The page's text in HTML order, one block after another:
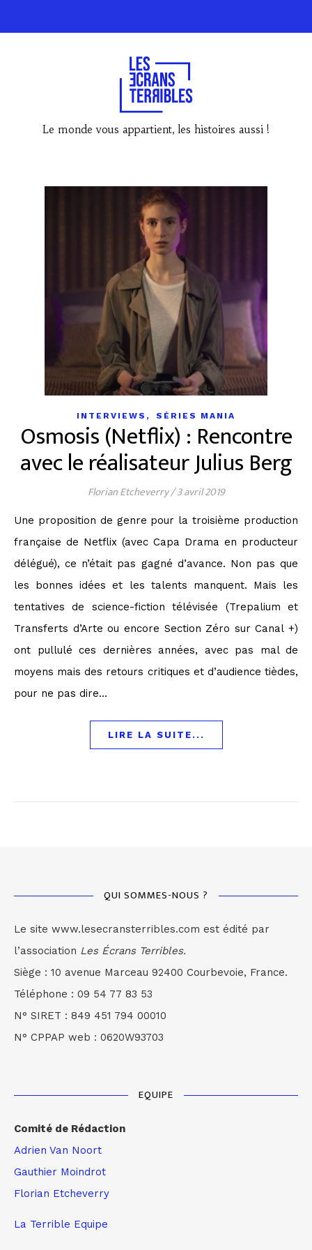
Le monde vous appartient, les histoires aussi !
INTERVIEWS , SÉRIES MANIA
Osmosis (Netflix) : Rencontre
avec le réalisateur Julius Berg
Florian Etcheverry/3 avril 2019
Une proposition de genre pour la troisième production
française de Netflix (avec Capa Drama en producteur
délégué), ce n’était pas gagné d’avance. Non pas que
les bonnes idées et les talents manquent. Mais les
tentatives de science-fiction télévisée (Trepalium et
Transferts d’Arte ou encore Section Zéro sur Canal +)
ont pullulé ces dernières années, avec pas mal de
moyens mais des retours critiques et d’audience tièdes,
pour ne pas dire…
LIRE LA SUITE...
QUI SOMMES-NOUS ?
Le site www.lesecransterribles.com est édité par
l’association Les Écrans Terribles.
Siège : 10 avenue Marceau 92400 Courbevoie, France.
Téléphone : 09 54 77 83 53
N° SIRET : 849 451 794 00010
N° CPPAP web : 0620W93703
EQUIPE
Comité de Rédaction
Adrien Van Noort
Gauthier Moindrot
Florian Etcheverry
La Terrible Equipe